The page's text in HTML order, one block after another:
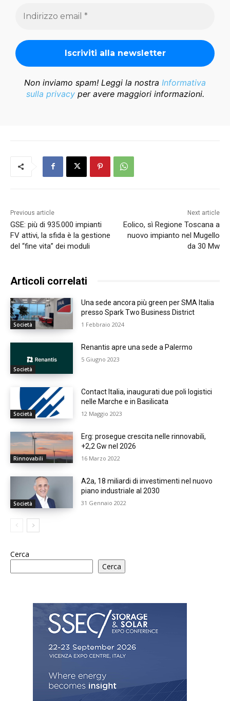
Non inviamo spam! Leggi la nostra Informativa
sulla privacyper avere maggiori informazioni.
Previous article
GSE: più di 935.000 impianti
FV attivi, la sfida è la gestione
del “fine vita” dei moduli
Next article
Eolico, sì Regione Toscana a
nuovo impianto nel Mugello
da 30 Mw
Articoli correlati
Società
Una sede ancora più green per SMA Italia
presso Spark Two Business District
1 Febbraio 2024
Società
Renantis apre una sede a Palermo
5 Giugno 2023
Società
Contact Italia, inaugurati due poli logistici
nelle Marche e in Basilicata
12 Maggio 2023
Rinnovabili
Erg: prosegue crescita nelle rinnovabili,
+2,2 Gw nel 2026
16 Marzo 2022
Società
A2a, 18 miliardi di investimenti nel nuovo
piano industriale al 2030
31 Gennaio 2022
Cerca
Cerca